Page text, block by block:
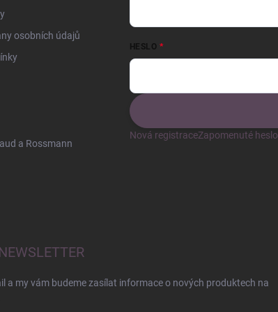
osobních údajů
a Rossmann
HESLO
Nová registraceZapomenuté heslo
a my vám budeme zasílat informace o nových produktech na